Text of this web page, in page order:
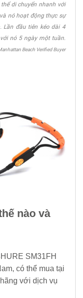
di chuyển nhanh với
nó hoạt động thực sự
đầu tiên kéo dài 4
nó 5 ngày một tuần.
Beach Verified Buyer
nào và
SM31FH
có thể mua tại
với dịch vụ